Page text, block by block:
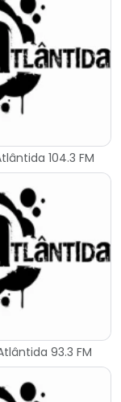
104.3 FM
93.3 FM